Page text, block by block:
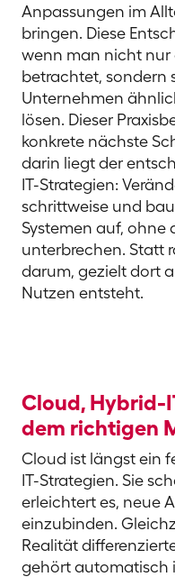
Anpassungen im
bringen. Diese
wenn man nicht nur
betrachtet, sondern
Unternehmen
lösen. Dieser
konkrete nächste
darin liegt der
IT-Strategien:
schrittweise und
Systemen auf, ohne
unterbrechen. Statt
darum, gezielt dort
Nutzen entsteht.
Cloud, Hybrid-
dem richtigen
Cloud ist längst ein
IT-Strategien. Sie
erleichtert es, neue
einzubinden.
Realität
gehört automatisch